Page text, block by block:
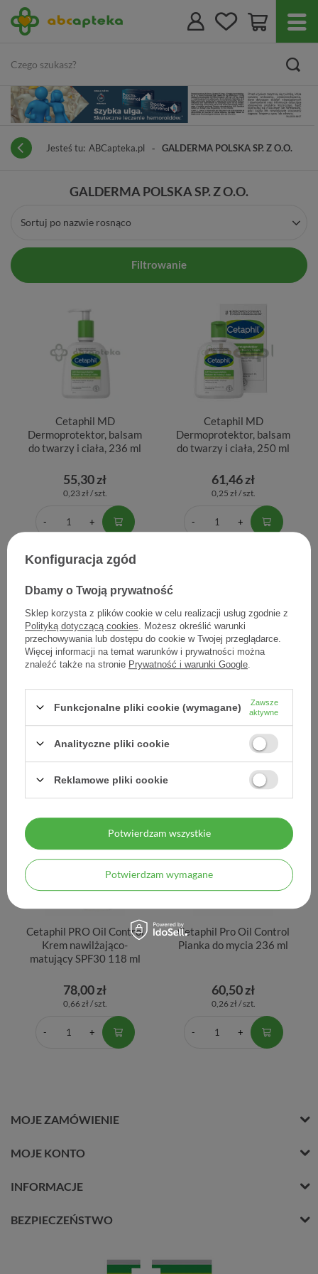
Jesteś tu: ABCapteka.pl GALDERMA POLSKA SP. Z O.O.
GALDERMA POLSKA SP. Z O.O.
Sortuj po nazwie rosnąco
Filtrowanie
Cetaphil MD
Dermoprotektor, balsam
do twarzy i ciała, 236 ml
55,30 zł
0,23 zł / szt.
Cetaphil MD
Dermoprotektor, balsam
do twarzy i ciała, 250 ml
61,46 zł
0,25 zł / szt.
DermoProtektor, balsam
do twarzy i ciała, 500 ml
0,20 zł / szt.
Emulsja do mycia 295 ml
72,30 zł
0,25 zł / szt.
Cetaphil PRO Oil Control
Krem nawilżająco-
matujący SPF30 118 ml
78,00 zł
0,66 zł / szt.
Cetaphil Pro Oil Control
Pianka do mycia 236 ml
60,50 zł
0,26 zł / szt.
MOJE ZAMÓWIENIE
MOJE KONTO
INFORMACJE
BEZPIECZEŃSTWO
Konfiguracja zgód
Dbamy o Twoją prywatność
Sklep korzysta z plików cookie w celu realizacji usług zgodnie z
Polityką dotyczącą cookies . Możesz określić warunki
przechowywania lub dostępu do cookie w Twojej przeglądarce.
Więcej informacji na temat warunków i prywatności można
znaleźć także na stronie Prywatność i warunki Google
Funkcjonalne pliki cookie (wymagane)
Zawsze
aktywne
Analityczne pliki cookie
Reklamowe pliki cookie
Potwierdzam wymagane
Potwierdzam wszystkie